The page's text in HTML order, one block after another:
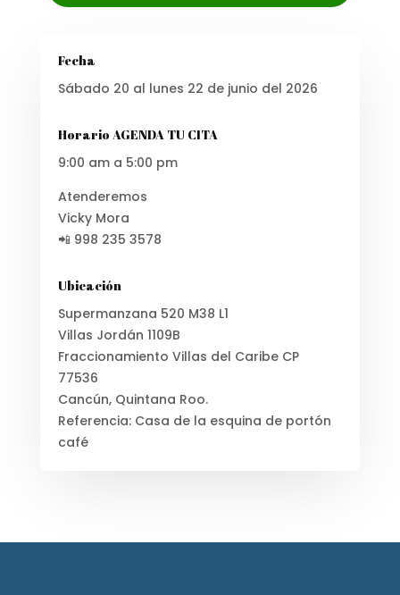
Fecha
Sábado 20 al lunes 22 de junio del 2026
Horario AGENDA TU CITA
9:00 am a 5:00 pm
Atenderemos
Vicky Mora
📲 998 235 3578
Ubicación
Supermanzana 520 M38 L1
Villas Jordán 1109B
Fraccionamiento Villas del Caribe CP
77536
Cancún, Quintana Roo.
Referencia: Casa de la esquina de portón
café